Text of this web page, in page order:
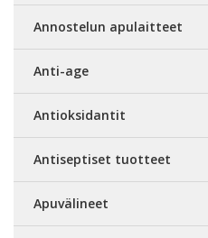
Annostelun apulaitteet
Anti-age
Antioksidantit
Antiseptiset tuotteet
Apuvälineet